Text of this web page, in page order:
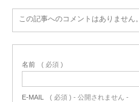
この記事へのコメントはありません。
名前 ( 必須 )
E-MAIL ( 必須 ) - 公開されません -